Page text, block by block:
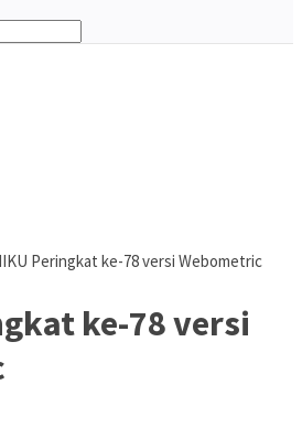
Peringkat ke-78 versi Webometric
ke-78 versi